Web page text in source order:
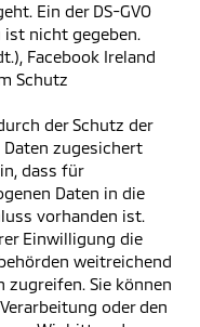
Ein der DS-GVO
nicht gegeben.
Facebook Ireland
Schutz
der Schutz der
zugesichert
dass für
Daten in die
vorhanden ist.
Einwilligung die
weitreichend
zugreifen. Sie können
oder den